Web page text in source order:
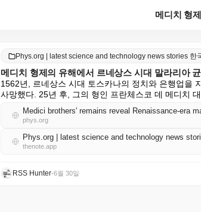
Phys.org | latest science and technology news stories 한
메디치 형제의 유해에서 르네상스 시대 말라리아
1562년, 르네상스 시대 토스카나의 정치와 은행업을
사망했다. 25년 후, 그의 형인 프란체스코 데 메디치
Medici brothers' remains reveal Renaissance-era
phys.org
Phys.org | latest science and technology news
thenote.app
RSS Hunter•6월 30일